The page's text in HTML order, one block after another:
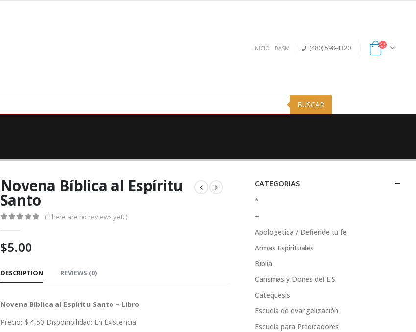
INICIO DASM (480) 598-4320
BUSCAR
Novena Bíblica al Espíritu
Santo
( There are no reviews yet. )
$5.00
DESCRIPTION REVIEWS (0)
Novena Bíblica al Espíritu Santo – Libro
Precio: $ 4,50 Disponibilidad: En Existencia
CATEGORIAS
*
+
Apologetica / Defiende tu fe
Armas Espirituales
Biblia
Carismas y Dones del E.S.
Catequesis
Escuela de evangelización
Escuela para Predicadores